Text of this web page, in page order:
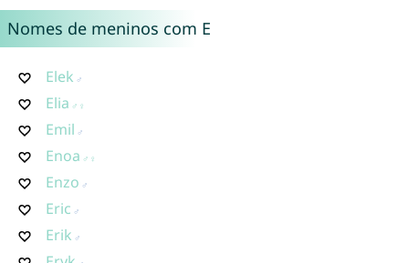
Nomes de meninos com E
Elek
Elia
Emil
Enoa
Enzo
Eric
Erik